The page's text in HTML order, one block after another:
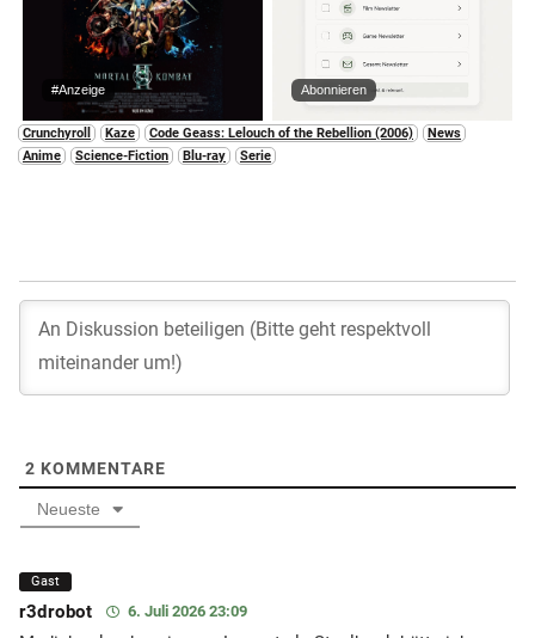
#Anzeige Abonnieren
Crunchyroll Kaze Code Geass: Lelouch of the Rebellion (2006)
News
Anime
Science-Fiction Blu-ray Serie
2 KOMMENTARE
Neueste
Gast
r3drobot 6. Juli 2026 23:09